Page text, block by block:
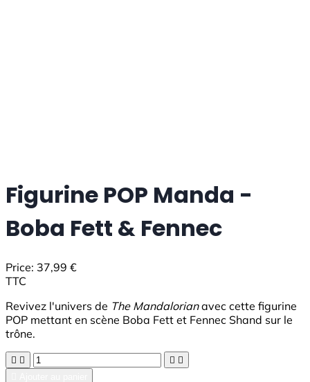
Figurine POP Manda -
Boba Fett & Fennec
Price: 37,99 €
TTC
Revivez l'univers de The Mandalorianavec cette figurine
POP mettant en scène Boba Fett et Fennec Shand sur le
trône.
   